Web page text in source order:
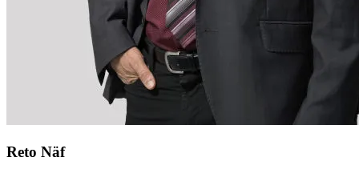
Reto Näf